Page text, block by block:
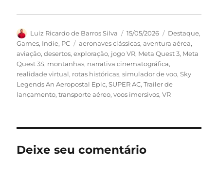
Autor
Luiz Ricardo de Barros Silva
Publicado
em
15/05/2026 Categorias
Destaque,
Games, Indie, PC Tags
aeronaves clássicas,aventura aérea,
aviação,desertos,exploração, jogo VR, Meta Quest 3, Meta
Quest 3S, montanhas, narrativa cinematográfica,
realidade virtual, rotas históricas,simulador de voo,Sky
Legends An Aeropostal Epic,SUPER AC,Trailer de
lançamento,transporte aéreo,voos imersivos,VR
Deixe seu comentário